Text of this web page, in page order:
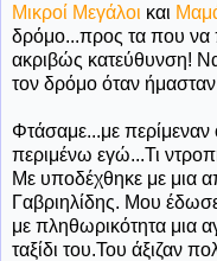
Μικροί Μεγάλοι και
δρόμο...προς τα που
ακριβώς κατεύθυνση!
τον δρόμο όταν
Φτάσαμε...με περίμεναν
περιμένω εγώ...Τι
Με υποδέχθηκε με μια
Γαβριηλίδης. Μου
με πληθωρικότητα μια
ταξίδι του.Του άξιζαν